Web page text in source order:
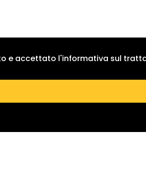
e accettato l'informativa sul